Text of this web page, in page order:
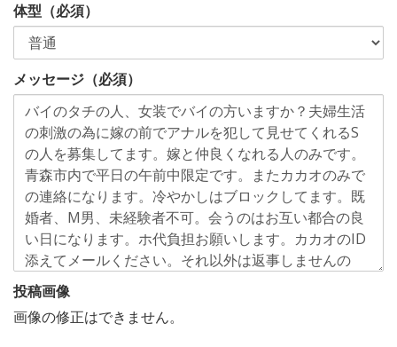
体型（必須）
メッセージ（必須）
投稿画像
画像の修正はできません。